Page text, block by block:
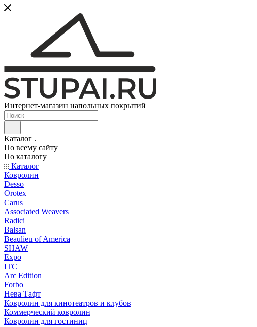
Интернет-магазин напольных покрытий
Каталог
По всему сайту
По каталогу
Каталог
Ковролин
Desso
Orotex
Carus
Associated Weavers
Radici
Balsan
Beaulieu of America
SHAW
Expo
ITC
Arc Edition
Forbo
Нева Тафт
Ковролин для кинотеатров и клубов
Коммерческий ковролин
Ковролин для гостиниц